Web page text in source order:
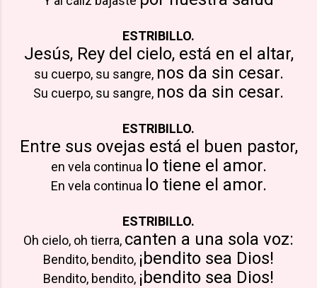
ESTRIBILLO.
Jesús, Rey del cielo, está en el altar,
su cuerpo, su sangre, nos da sin cesar.
Su cuerpo, su sangre, nos da sin cesar.
ESTRIBILLO.
Entre sus ovejas está el buen pastor,
en vela continua lo tiene el amor.
En vela continua lo tiene el amor.
ESTRIBILLO.
Oh cielo, oh tierra, canten a una sola voz:
Bendito, bendito, ¡bendito sea Dios!
Bendito, bendito, ¡bendito sea Dios!